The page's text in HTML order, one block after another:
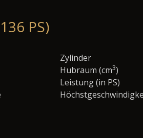
PS)
Zylinder
Hubraum (cm3)
Leistung (in PS)